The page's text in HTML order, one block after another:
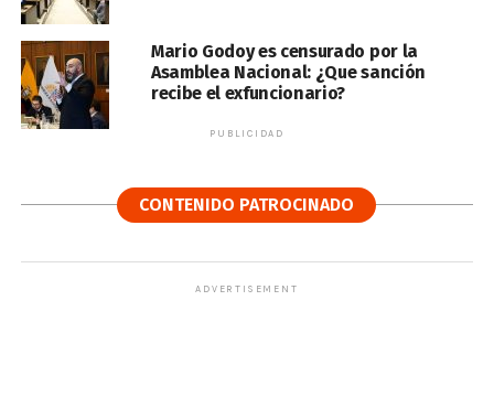
Mario Godoy es censurado por la
Asamblea Nacional: ¿Que sanción
recibe el exfuncionario?
PUBLICIDAD
CONTENIDO PATROCINADO
ADVERTISEMENT